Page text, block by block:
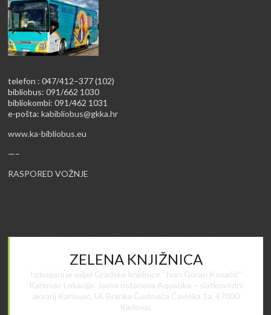
telefon : 047/412–377 (102)
bibliobus: 091/662 1030
bibliokombi: 091/462 1031
e-pošta:kabibliobus@gkka.hr
www.ka-bibliobus.eu
—–
RASPORED VOŽNJE
ZELENA KNJIŽNICA
Izdvojeni je odjel Gradske knjižnice “Ivan Goran Kovačić”
Karlovac Lokacija: Javna ustanova Aquatika – slatkovodni
akvarij Karlovac, Ul. Branka Čavlovića Čavleka 1a, 47000
Karlovac